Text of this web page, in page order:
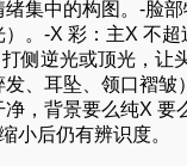
集中的构图。-脸
。-X 彩：主X 不超
侧逆光或顶光，让
、耳坠、领口褶皱
，背景要么纯X 要
小后仍有辨识度。